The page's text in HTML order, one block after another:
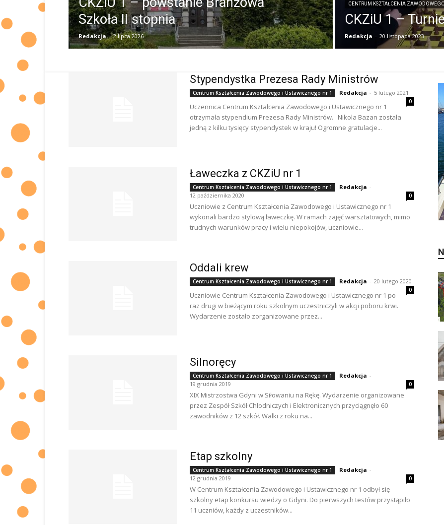
Szkoła II stopnia
Redakcja - 2 lipca 2026
CENTRUM KSZTAŁCENIA
CKZiU 1 –
Redakcja - 20 listopada 2023
Stypendystka Prezesa Rady Ministrów
Centrum Kształcenia Zawodowego i Ustawicznego nr 1 Redakcja - 5 lutego 2021
0
Uczennica Centrum Kształcenia Zawodowego i Ustawicznego nr 1
otrzymała stypendium Prezesa Rady Ministrów. Nikola Bazan została
jedną z kilku tysięcy stypendystek w kraju! Ogromne gratulacje...
Ławeczka z CKZiU nr 1
Centrum Kształcenia Zawodowego i Ustawicznego nr 1 Redakcja -
12 października 2020
0
Uczniowie z Centrum Kształcenia Zawodowego i Ustawicznego nr 1
wykonali bardzo stylową ławeczkę. W ramach zajęć warsztatowych, mimo
trudnych warunków pracy i wielu niepokojów, uczniowie...
Oddali krew
Centrum Kształcenia Zawodowego i Ustawicznego nr 1 Redakcja - 20 lutego 2020
0
Uczniowie Centrum Kształcenia Zawodowego i Ustawicznego nr 1 po
raz drugi w bieżącym roku szkolnym uczestniczyli w akcji poboru krwi.
Wydarzenie zostało zorganizowane przez...
Silnoręcy
Centrum Kształcenia Zawodowego i Ustawicznego nr 1 Redakcja -
19 grudnia 2019
0
XIX Mistrzostwa Gdyni w Siłowaniu na Rękę. Wydarzenie organizowane
przez Zespół Szkół Chłodniczych i Elektronicznych przyciągnęło 60
zawodników z 12 szkół. Walki z roku na...
Etap szkolny
Centrum Kształcenia Zawodowego i Ustawicznego nr 1 Redakcja -
12 grudnia 2019
0
W Centrum Kształcenia Zawodowego i Ustawicznego nr 1 odbył się
szkolny etap konkursu wiedzy o Gdyni. Do pierwszych testów przystąpiło
11 uczniów, każdy z uczestników...